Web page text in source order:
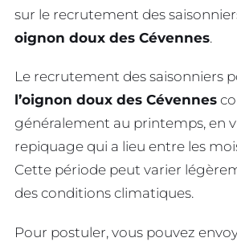
sur le recrutement des
oignon doux des Cévennes.
Le recrutement des saisonniers
l’oignon doux des Cévennes
généralement au printemps, en
repiquage qui a lieu entre les
Cette période peut varier
des conditions climatiques.
Pour postuler, vous pouvez